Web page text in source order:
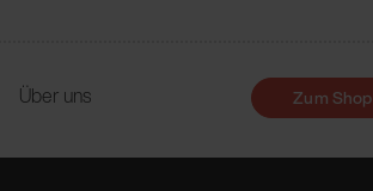
Über uns Zum Shop